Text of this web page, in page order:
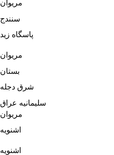
مریوان
سنندج
پاسگاه زید
مریوان
بستان
شرق دجله
سلیمانیه عراق
مریوان
اشنویه
اشنویه